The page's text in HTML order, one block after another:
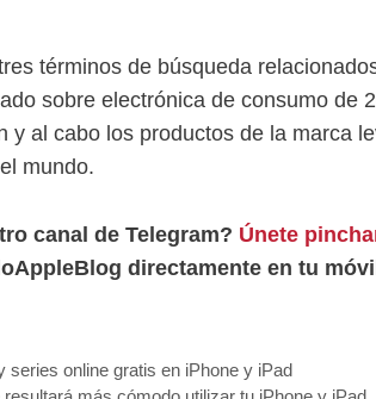
términos de búsqueda
sobre electrónica de consumo de
y al cabo los productos de la marca
mundo.
canal de Telegram? Únete
directamente en tu
series online gratis en iPhone y iPad